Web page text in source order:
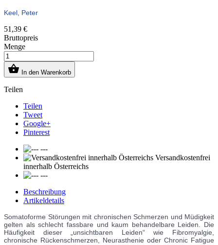
Keel, Peter
51,39 €
Bruttopreis
Menge
 In den Warenkorb
Teilen
Teilen
Tweet
Google+
Pinterest
---
Versandkostenfrei
innerhalb Österreichs
---
Beschreibung
Artikeldetails
Somatoforme Störungen mit chronischen Schmerzen und Müdigkeit
gelten als schlecht fassbare und kaum behandelbare Leiden. Die
Häufigkeit dieser „unsichtbaren Leiden“ wie Fibromyalgie,
chronische Rückenschmerzen, Neurasthenie oder Chronic Fatigue